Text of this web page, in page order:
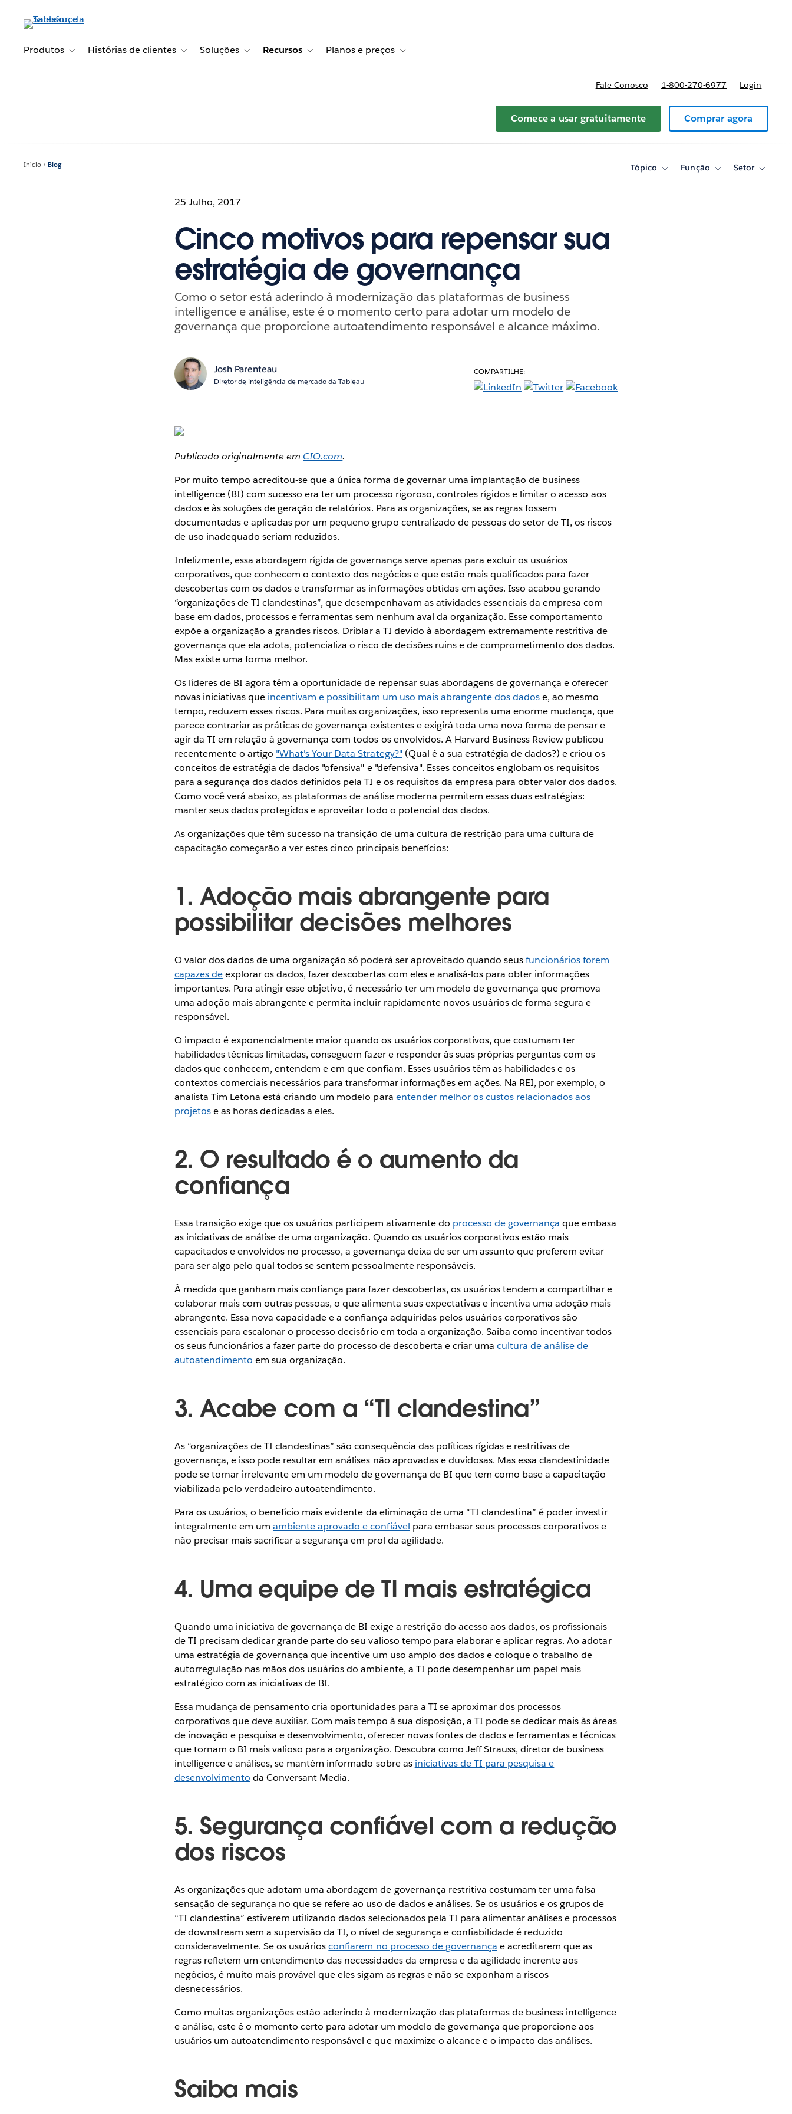
conteúdoProdutos Toggle sub-navigation for Produtos
Histórias de clientes Toggle sub-navigation for Histórias de clientes
Soluções Toggle sub-navigation for Soluções
Recursos Toggle sub-navigation for Recursos
Planos e preços Toggle sub-navigation for Planos e preços
Fale Conosco 1-800-270-6977 Login
Comece a usar gratuitamente Comprar agora
Início Blog Tópico
ToggleFunção
ToggleSetor
Toggle
25 Julho, 2017
Cinco motivos para repensar sua
estratégia de governança
Como o setor está aderindo à modernização das plataformas de business
intelligence e análise, este é o momento certo para adotar um modelo de
governança que proporcione autoatendimento responsável e alcance máximo.
Josh Parenteau
Diretor de inteligência de mercado da Tableau
COMPARTILHE:
Publicado originalmente em CIO.com.
Por muito tempo acreditou-se que a única forma de governar uma implantação de business
intelligence (BI) com sucesso era ter um processo rigoroso, controles rígidos e limitar o acesso aos
dados e às soluções de geração de relatórios. Para as organizações, se as regras fossem
documentadas e aplicadas por um pequeno grupo centralizado de pessoas do setor de TI, os riscos
de uso inadequado seriam reduzidos.
Infelizmente, essa abordagem rígida de governança serve apenas para excluir os usuários
corporativos, que conhecem o contexto dos negócios e que estão mais qualificados para fazer
descobertas com os dados e transformar as informações obtidas em ações. Isso acabou gerando
“organizações de TI clandestinas”, que desempenhavam as atividades essenciais da empresa com
base em dados, processos e ferramentas sem nenhum aval da organização. Esse comportamento
expõe a organização a grandes riscos. Driblar a TI devido à abordagem extremamente restritiva de
governança que ela adota, potencializa o risco de decisões ruins e de comprometimento dos dados.
Mas existe uma forma melhor.
Os líderes de BI agora têm a oportunidade de repensar suas abordagens de governança e oferecer
novas iniciativas que incentivam e possibilitam um uso mais abrangente dos dadose, ao mesmo
tempo, reduzem esses riscos. Para muitas organizações, isso representa uma enorme mudança, que
parece contrariar as práticas de governança existentes e exigirá toda uma nova forma de pensar e
agir da TI em relação à governança com todos os envolvidos. A Harvard Business Review publicou
recentemente o artigo "What's Your Data Strategy?"(Qual é a sua estratégia de dados?) e criou os
conceitos de estratégia de dados "ofensiva" e "defensiva". Esses conceitos englobam os requisitos
para a segurança dos dados definidos pela TI e os requisitos da empresa para obter valor dos dados.
Como você verá abaixo, as plataformas de análise moderna permitem essas duas estratégias:
manter seus dados protegidos e aproveitar todo o potencial dos dados.
As organizações que têm sucesso na transição de uma cultura de restrição para uma cultura de
capacitação começarão a ver estes cinco principais benefícios:
1. Adoção mais abrangente para
possibilitar decisões melhores
O valor dos dados de uma organização só poderá ser aproveitado quando seusfuncionários forem
capazes deexplorar os dados, fazer descobertas com eles e analisá-los para obter informações
importantes. Para atingir esse objetivo, é necessário ter um modelo de governança que promova
uma adoção mais abrangente e permita incluir rapidamente novos usuários de forma segura e
responsável.
O impacto é exponencialmente maior quando os usuários corporativos, que costumam ter
habilidades técnicas limitadas, conseguem fazer e responder às suas próprias perguntas com os
dados que conhecem, entendem e em que confiam. Esses usuários têm as habilidades e os
contextos comerciais necessários para transformar informações em ações. Na REI, por exemplo, o
analista Tim Letona está criando um modelo para entender melhor os custos relacionados aos
projetose as horas dedicadas a eles.
2. O resultado é o aumento da
confiança
Essa transição exige que os usuários participem ativamente do processo de governança que embasa
as iniciativas de análise de uma organização. Quando os usuários corporativos estão mais
capacitados e envolvidos no processo, a governança deixa de ser um assunto que preferem evitar
para ser algo pelo qual todos se sentem pessoalmente responsáveis.
À medida que ganham mais confiança para fazer descobertas, os usuários tendem a compartilhar e
colaborar mais com outras pessoas, o que alimenta suas expectativas e incentiva uma adoção mais
abrangente. Essa nova capacidade e a confiança adquiridas pelos usuários corporativos são
essenciais para escalonar o processo decisório em toda a organização. Saiba como incentivar todos
os seus funcionários a fazer parte do processo de descoberta e criar umacultura de análise de
autoatendimento em sua organização.
3. Acabe com a “TI clandestina”
As “organizações de TI clandestinas” são consequência das políticas rígidas e restritivas de
governança, e isso pode resultar em análises não aprovadas e duvidosas. Mas essa clandestinidade
pode se tornar irrelevante em um modelo de governança de BI que tem como base a capacitação
viabilizada pelo verdadeiro autoatendimento.
Para os usuários, o benefício mais evidente da eliminação de uma “TI clandestina” é poder investir
integralmente em umambiente aprovado e confiável para embasar seus processos corporativos e
não precisar mais sacrificar a segurança em prol da agilidade.
4. Uma equipe de TI mais estratégica
Quando uma iniciativa de governança de BI exige a restrição do acesso aos dados, os profissionais
de TI precisam dedicar grande parte do seu valioso tempo para elaborar e aplicar regras. Ao adotar
uma estratégia de governança que incentive um uso amplo dos dados e coloque o trabalho de
autorregulação nas mãos dos usuários do ambiente, a TI pode desempenhar um papel mais
estratégico com as iniciativas de BI.
Essa mudança de pensamento cria oportunidades para a TI se aproximar dos processos
corporativos que deve auxiliar. Com mais tempo à sua disposição, a TI pode se dedicar mais às áreas
de inovação e pesquisa e desenvolvimento, oferecer novas fontes de dados e ferramentas e técnicas
que tornam o BI mais valioso para a organização. Descubra como Jeff Strauss, diretor de business
intelligence e análises, se mantém informado sobre as iniciativas de TI para pesquisa e
desenvolvimento da Conversant Media.
5. Segurança confiável com a redução
dos riscos
As organizações que adotam uma abordagem de governança restritiva costumam ter uma falsa
sensação de segurança no que se refere ao uso de dados e análises. Se os usuários e os grupos de
“TI clandestina” estiverem utilizando dados selecionados pela TI para alimentar análises e processos
de downstream sem a supervisão da TI, o nível de segurança e confiabilidade é reduzido
consideravelmente. Se os usuáriosconfiarem no processo de governança e acreditarem que as
regras refletem um entendimento das necessidades da empresa e da agilidade inerente aos
negócios, é muito mais provável que eles sigam as regras e não se exponham a riscos
desnecessários.
Como muitas organizações estão aderindo à modernização das plataformas de business intelligence
e análise, este é o momento certo para adotar um modelo de governança que proporcione aos
usuários um autoatendimento responsável e que maximize o alcance e o impacto das análises.
Saiba mais